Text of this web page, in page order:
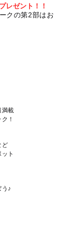
レゼント！！
クの第2部はお
満載
！
ど
ト
♪